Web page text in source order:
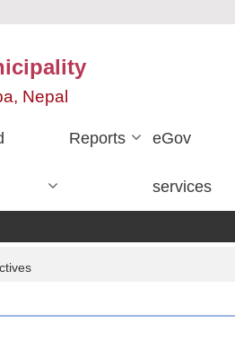
Nepal
Reports eGov
services